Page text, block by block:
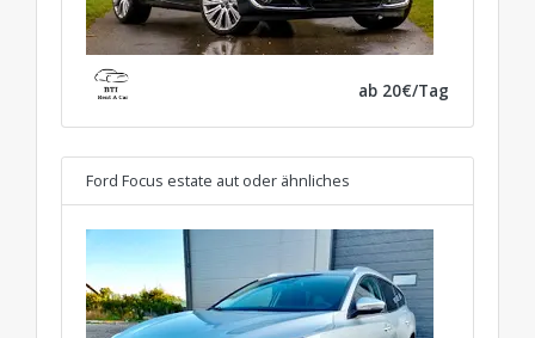
ab 20€/Tag
Ford Focus estate aut oder ähnliches